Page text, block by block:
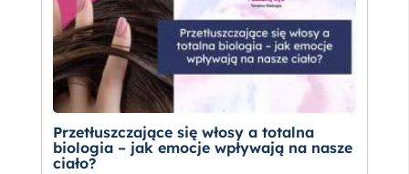
Przetłuszczające się włosy a totalna
biologia – jak emocje wpływają na nasze
ciało?